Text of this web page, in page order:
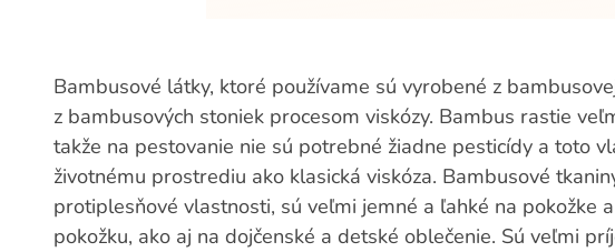
Bambusové látky, ktoré používame sú vyrobené z
z bambusových stoniek procesom viskózy. Bambus rastie
takže na pestovanie nie sú potrebné žiadne pesticídy a toto
životnému prostrediu ako klasická viskóza. Bambusové
protiplesňové vlastnosti, sú veľmi jemné a ľahké na pokožke
pokožku, ako aj na dojčenské a detské oblečenie. Sú veľmi